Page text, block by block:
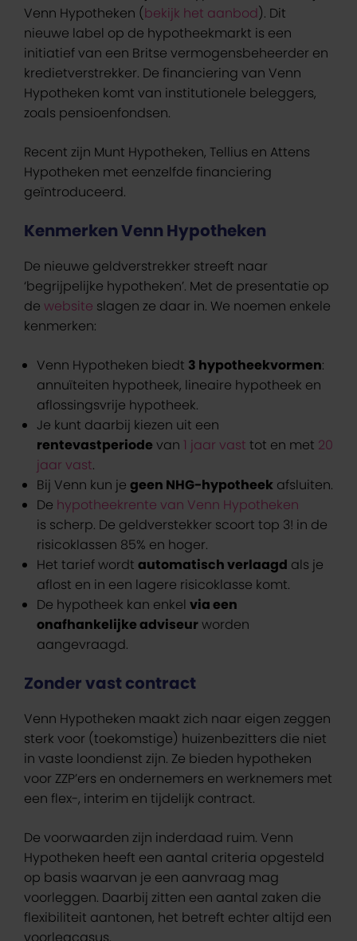
Venn Hypotheken (bekijk het aanbod). Dit
nieuwe label op de hypotheekmarkt is een
initiatief van een Britse vermogensbeheerder en
kredietverstrekker. De financiering van Venn
Hypotheken komt van institutionele beleggers,
zoals pensioenfondsen.
Recent zijn Munt Hypotheken, Tellius en Attens
Hypotheken met eenzelfde financiering
geïntroduceerd.
Kenmerken Venn Hypotheken
De nieuwe geldverstrekker streeft naar
‘begrijpelijke hypotheken’. Met de presentatie op
de website slagen ze daar in. We noemen enkele
kenmerken:
Venn Hypotheken biedt 3 hypotheekvormen:
annuïteiten hypotheek, lineaire hypotheek en
aflossingsvrije hypotheek.
Je kunt daarbij kiezen uit een
rentevastperiodevan 1 jaar vast tot en met 20
jaar vast.
Bij Venn kun je geen NHG-hypotheek afsluiten.
De hypotheekrente van Venn Hypotheken
is scherp. De geldverstekker scoort top 3! in de
risicoklassen 85% en hoger.
Het tarief wordt automatisch verlaagd als je
aflost en in een lagere risicoklasse komt.
De hypotheek kan enkel via een
onafhankelijke adviseurworden
aangevraagd.
Zonder vast contract
Venn Hypotheken maakt zich naar eigen zeggen
sterk voor (toekomstige) huizenbezitters die niet
in vaste loondienst zijn. Ze bieden hypotheken
voor ZZP’ers en ondernemers en werknemers met
een flex-, interim en tijdelijk contract.
De voorwaarden zijn inderdaad ruim. Venn
Hypotheken heeft een aantal criteria opgesteld
op basis waarvan je een aanvraag mag
voorleggen. Daarbij zitten een aantal zaken die
flexibiliteit aantonen, het betreft echter altijd een